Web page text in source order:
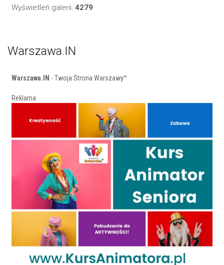
Wyświetleń galerii: 4279
Warszawa.IN
Warszawa.IN - Twoja Strona Warszawy™
Reklama